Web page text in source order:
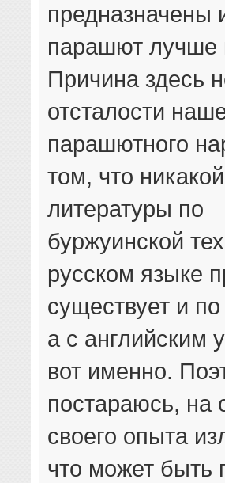
предназначены
парашют лучше
Причина здесь
отсталости
парашютного
том, что никакой
литературы по
буржуинской
русском языке
существует и
а с английским
вот именно.
постараюсь, на
своего опыта
что может быть